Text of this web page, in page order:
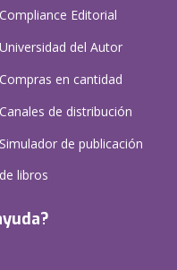
Compliance Editorial
Universidad del Autor
Compras en cantidad
Canales de distribución
Simulador de publicación
de libros